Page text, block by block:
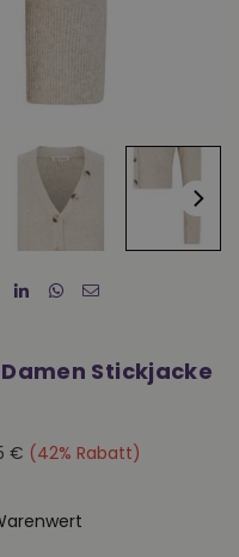
Stickjacke
€ (42% Rabatt)